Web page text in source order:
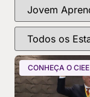
CONHEÇA O CIEE